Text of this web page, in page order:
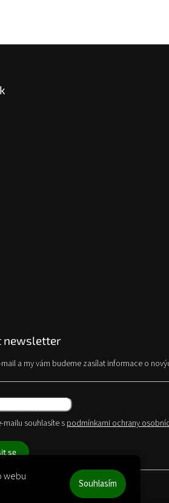
webu
Souhlasím
newsletter
a my vám budeme zasílat informace o
mailu souhlasíte spodmínkami ochrany
se